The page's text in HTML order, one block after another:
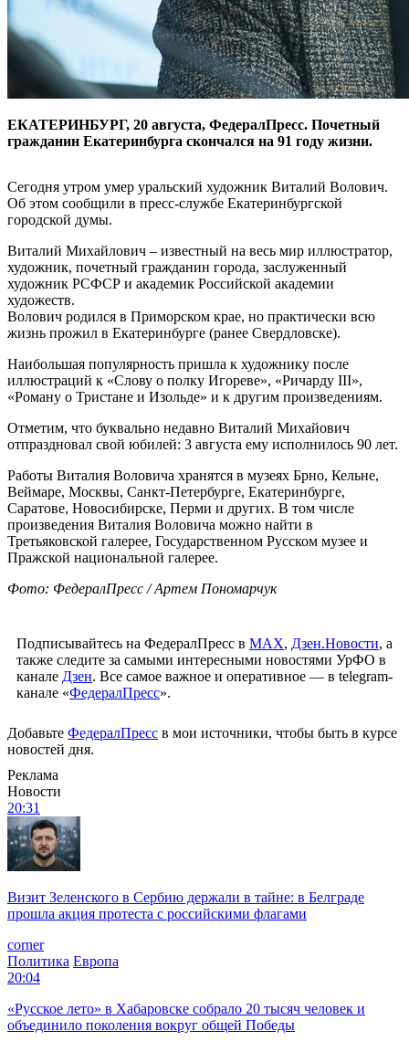
ЕКАТЕРИНБУРГ, 20 августа, ФедералПресс. Почетный
гражданин Екатеринбурга скончался на 91 году жизни.
Сегодня утром умер уральский художник Виталий Волович.
Об этом сообщили в пресс-службе Екатеринбургской
городской думы.
Виталий Михайлович – известный на весь мир иллюстратор,
художник, почетный гражданин города, заслуженный
художник РСФСР и академик Российской академии
художеств.
Волович родился в Приморском крае, но практически всю
жизнь прожил в Екатеринбурге (ранее Свердловске).
Наибольшая популярность пришла к художнику после
иллюстраций к «Слову о полку Игореве», «Ричарду III»,
«Роману о Тристане и Изольде» и к другим произведениям.
Отметим, что буквально недавно Виталий Михайович
отпраздновал свой юбилей: 3 августа ему исполнилось 90 лет.
Работы Виталия Воловича хранятся в музеях Брно, Кельне,
Веймаре, Москвы, Санкт-Петербурге, Екатеринбурге,
Саратове, Новосибирске, Перми и других. В том числе
произведения Виталия Воловича можно найти в
Третьяковской галерее, Государственном Русском музее и
Пражской национальной галерее.
Фото: ФедералПресс / Артем Пономарчук
Подписывайтесь на ФедералПресс в МАХ, Дзен.Новости, а
также следите за самыми интересными новостями УрФО в
канале Дзен. Все самое важное и оперативное — в telegram-
канале «ФедералПресс».
Добавьте ФедералПресс в мои источники, чтобы быть в курсе
новостей дня.
Реклама
Новости
20:31
Визит Зеленского в Сербию держали в тайне: в Белграде
прошла акция протеста с российскими флагами
corner
Политика Европа
20:04
«Русское лето» в Хабаровске собрало 20 тысяч человек и
объединило поколения вокруг общей Победы